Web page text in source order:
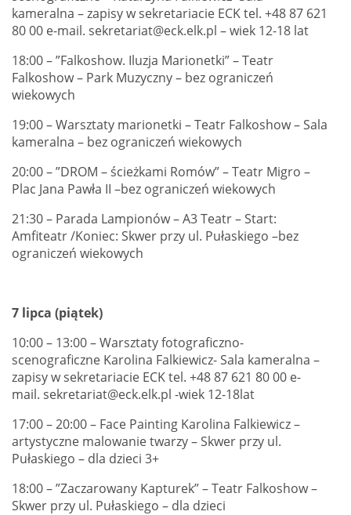
kameralna – zapisy w sekretariacie ECK tel. +48 87 621
80 00 e-mail. sekretariat@eck.elk.pl – wiek 12-18 lat
18:00 – ”Falkoshow. Iluzja Marionetki” – Teatr
Falkoshow – Park Muzyczny – bez ograniczeń
wiekowych
19:00 – Warsztaty marionetki – Teatr Falkoshow – Sala
kameralna – bez ograniczeń wiekowych
20:00 – ”DROM – ścieżkami Romów” – Teatr Migro –
Plac Jana Pawła II –bez ograniczeń wiekowych
21:30 – Parada Lampionów – A3 Teatr – Start:
Amfiteatr /Koniec: Skwer przy ul. Pułaskiego –bez
ograniczeń wiekowych
7 lipca (piątek)
10:00 – 13:00 – Warsztaty fotograficzno-
scenograficzne Karolina Falkiewicz- Sala kameralna –
zapisy w sekretariacie ECK tel. +48 87 621 80 00 e-
mail. sekretariat@eck.elk.pl -wiek 12-18lat
17:00 – 20:00 – Face Painting Karolina Falkiewicz –
artystyczne malowanie twarzy – Skwer przy ul.
Pułaskiego – dla dzieci 3+
18:00 – ”Zaczarowany Kapturek” – Teatr Falkoshow –
Skwer przy ul. Pułaskiego – dla dzieci